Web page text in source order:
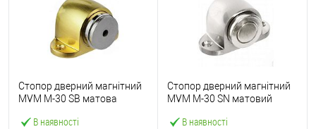
В наявності
Стопор дверний магнітний
MVM M-30 SB матова
В наявності
Стопор дверний магнітний
MVM M-30 SN матовий